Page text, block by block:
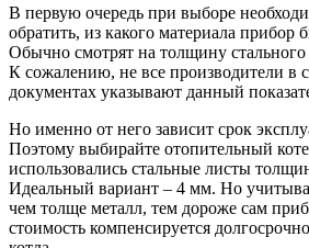
В первую очередь при выборе
обратить, из какого материала прибор
Обычно смотрят на толщину стального
К сожалению, не все производители в
документах указывают данный
Но именно от него зависит срок
Поэтому выбирайте отопительный
использовались стальные листы
Идеальный вариант – 4 мм. Но
чем толще металл, тем дороже сам
стоимость компенсируется